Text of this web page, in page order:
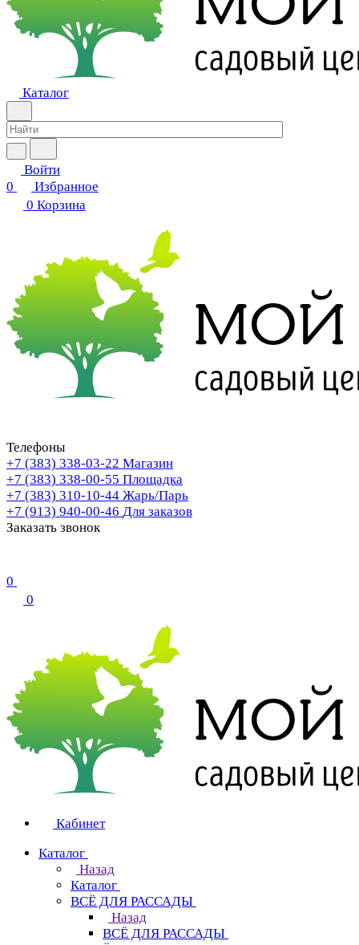
Каталог
Войти
0
Избранное
0 Корзина
Телефоны
+7 (383) 338-03-22 Магазин
+7 (383) 338-00-55 Площадка
+7 (383) 310-10-44 Жарь/Парь
+7 (913) 940-00-46 Для заказов
Заказать звонок
0
0
Кабинет
Каталог
Назад
Каталог
ВСЁ ДЛЯ РАССАДЫ
Назад
ВСЁ ДЛЯ РАССАДЫ